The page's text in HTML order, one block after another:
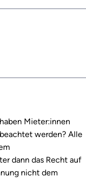
Mieter:innen
werden? Alle
dann das Recht auf
nicht dem